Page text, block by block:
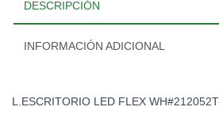
DESCRIPCIÓN
INFORMACIÓN ADICIONAL
L.ESCRITORIO LED FLEX